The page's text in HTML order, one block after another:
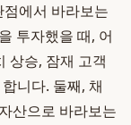
에서 바라보는
투자했을 때, 어
상승, 잠재 고객
니다. 둘째, 채
산으로 바라보는